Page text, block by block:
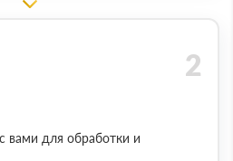
вами для обработки и